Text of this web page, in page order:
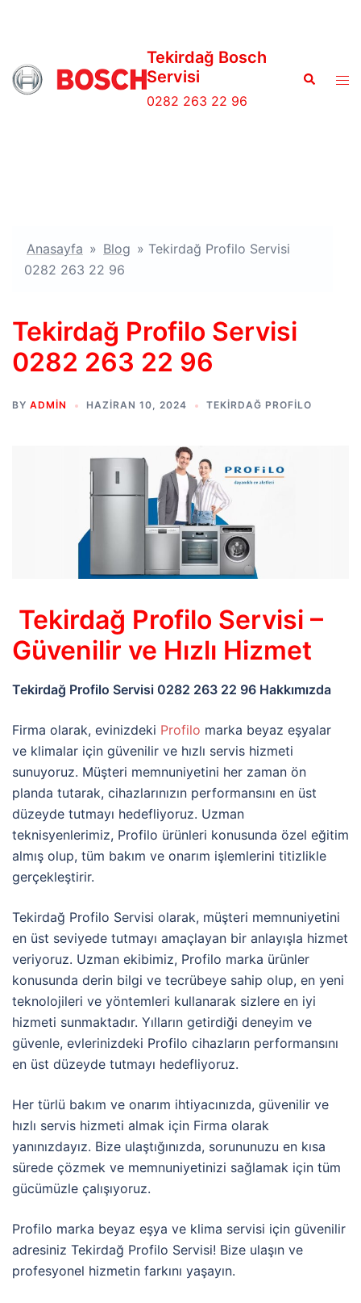
Tekirdağ Bosch
Servisi
0282 263 22 96
Search
Anasayfa » Blog » Tekirdağ Profilo Servisi
0282 263 22 96
Tekirdağ Profilo Servisi
0282 263 22 96
BY ADMIN HAZIRAN 10, 2024 TEKIRDAĞ PROFILO
Tekirdağ Profilo Servisi –
Güvenilir ve Hızlı Hizmet
Tekirdağ Profilo Servisi 0282 263 22 96 Hakkımızda
Firma olarak, evinizdeki Profilo marka beyaz eşyalar
ve klimalar için güvenilir ve hızlı servis hizmeti
sunuyoruz. Müşteri memnuniyetini her zaman ön
planda tutarak, cihazlarınızın performansını en üst
düzeyde tutmayı hedefliyoruz. Uzman
teknisyenlerimiz, Profilo ürünleri konusunda özel eğitim
almış olup, tüm bakım ve onarım işlemlerini titizlikle
gerçekleştirir.
Tekirdağ Profilo Servisi olarak, müşteri memnuniyetini
en üst seviyede tutmayı amaçlayan bir anlayışla hizmet
veriyoruz. Uzman ekibimiz, Profilo marka ürünler
konusunda derin bilgi ve tecrübeye sahip olup, en yeni
teknolojileri ve yöntemleri kullanarak sizlere en iyi
hizmeti sunmaktadır. Yılların getirdiği deneyim ve
güvenle, evlerinizdeki Profilo cihazların performansını
en üst düzeyde tutmayı hedefliyoruz.
Her türlü bakım ve onarım ihtiyacınızda, güvenilir ve
hızlı servis hizmeti almak için Firma olarak
yanınızdayız. Bize ulaştığınızda, sorununuzu en kısa
sürede çözmek ve memnuniyetinizi sağlamak için tüm
gücümüzle çalışıyoruz.
Profilo marka beyaz eşya ve klima servisi için güvenilir
adresiniz Tekirdağ Profilo Servisi! Bize ulaşın ve
profesyonel hizmetin farkını yaşayın.